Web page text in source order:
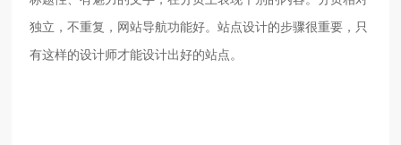
独立，不重复，网站导航功能好。站点设计的步骤很重要，只
有这样的设计师才能设计出好的站点。